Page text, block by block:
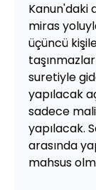
Kanun'daki
miras
üçüncü
suretiyle
yapılacak
sadece
yapılacak.
arasında
mahsus